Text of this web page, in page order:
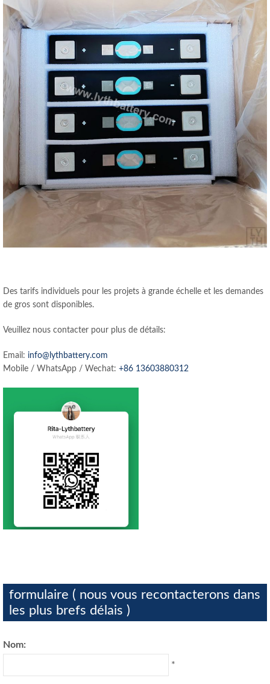
Des tarifs individuels pour les projets à grande échelle et les demandes
de gros sont disponibles.
Veuillez nous contacter pour plus de détails:
Email: info@lythbattery.com
Mobile / WhatsApp / Wechat: +86 13603880312
formulaire ( nous vous recontacterons dans
les plus brefs délais )
Nom:
*